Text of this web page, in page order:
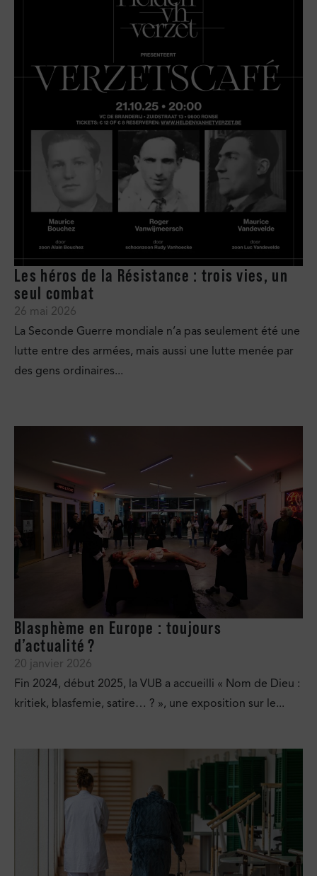
Les héros de la Résistance : trois vies, un
seul combat
26 mai 2026
La Seconde Guerre mondiale n’a pas seulement été une
lutte entre des armées, mais aussi une lutte menée par
des gens ordinaires...
Blasphème en Europe : toujours
d’actualité ?
20 janvier 2026
Fin 2024, début 2025, la VUB a accueilli « Nom de Dieu :
kritiek, blasfemie, satire… ? », une exposition sur le...